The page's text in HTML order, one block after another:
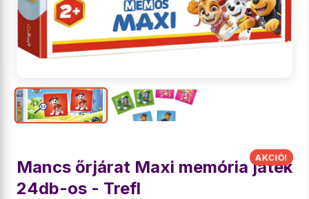
Mancs őrjárat Maxi memória játék
24db-os - Trefl